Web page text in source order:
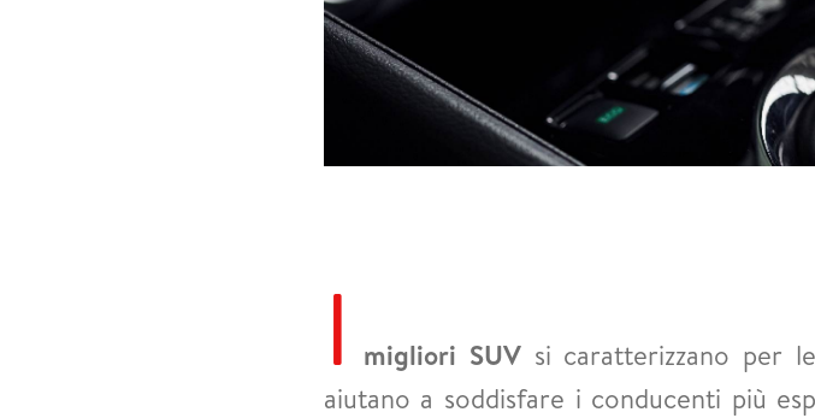
I migliori SUV si caratterizzano per
aiutano a soddisfare i conducenti più